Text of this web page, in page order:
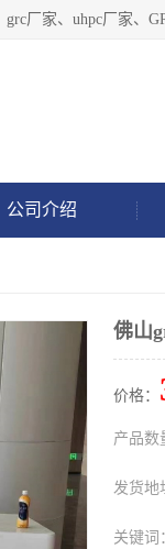
公司介绍
佛山
价格：
产品数
发货地
关键词